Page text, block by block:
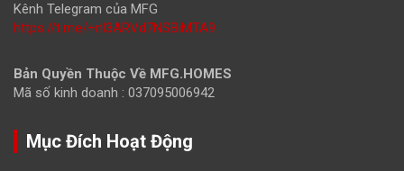
Kênh Telegram của MFG
https://t.me/+nl3ARVd7NSBiMTA9
Bản Quyền Thuộc Về MFG.HOMES
Mã số kinh doanh : 037095006942
Mục Đích Hoạt Động